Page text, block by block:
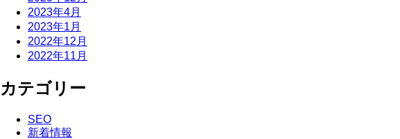
2023年4月
2023年1月
2022年12月
2022年11月
カテゴリー
SEO
新着情報